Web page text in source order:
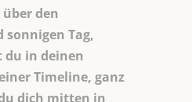
den
sonnigen Tag,
du in deinen
Timeline, ganz
dich mitten in